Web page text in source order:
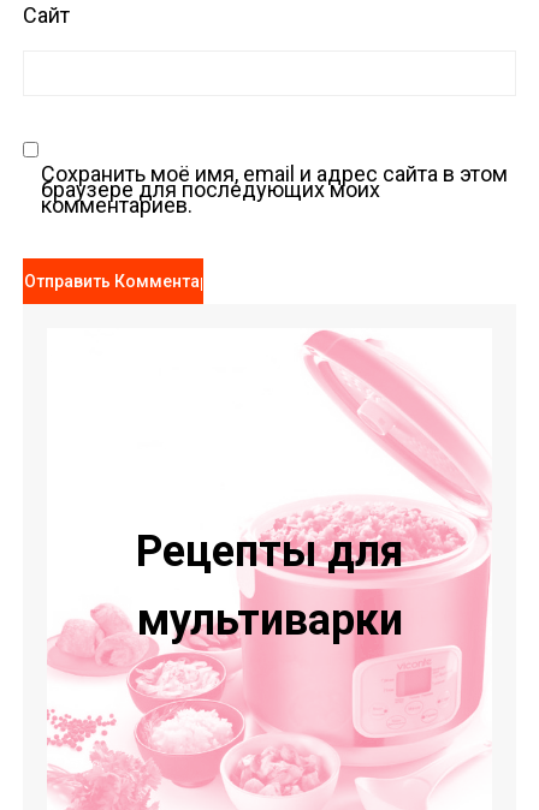
Сайт
Сохранить моё имя, email и адрес сайта в этом
браузере для последующих моих
комментариев.
Рецепты для
мультиварки